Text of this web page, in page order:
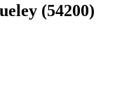
(54200)